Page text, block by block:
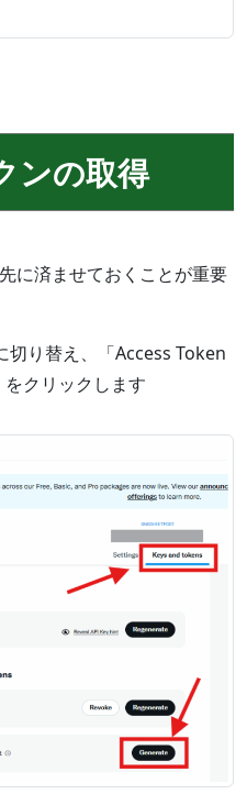
ンの取得
に済ませておくことが重要
り替え、「Access Token
クリックします